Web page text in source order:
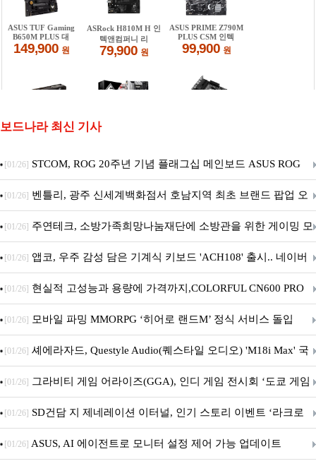
보드나라 최신 기사
[01/26] STCOM, ROG 20주년 기념 플래그십 메인보드 ASUS ROG
Crosshair X870E EDITION 20 국내 출시 예정
[01/26] 벤틀리, 광주 신세계백화점서 호남지역 최초 브랜드 팝업 오
픈
[01/26] 주연테크, 소방가족희망나눔재단에 소방관을 위한 게이밍 모
니터·스마트 펫 침대 기부
[01/26] 앱코, 우주 감성 담은 기계식 키보드 'ACH108' 출시.. 네이버
브랜드데이 기획전 진행
[01/26] 현실적 고성능과 용량에 가격까지,COLORFUL CN600 PRO
M.2 NVMe 디앤디컴 1TB
[01/26] 모바일 파밍 MMORPG ‘히어로 랜드M’ 정식 서비스 돌입
[01/26] 셰에라자드, Questyle Audio(퀘스타일 오디오) 'M18i Max' 국
내 정식 출시
[01/26] 그라비티 게임 어라이즈(GGA), 인디 게임 전시회 ‘도쿄 게임
던전 13’ 참가!
[01/26] SD건담 지 제네레이션 이터널, 인기 스토리 이벤트 ‘라크로
아의 용사’ 재개최 및 풍성한 기념 이벤트 실시!
[01/26] ASUS, AI 에이전트로 모니터 설정 제어 가능 업데이트